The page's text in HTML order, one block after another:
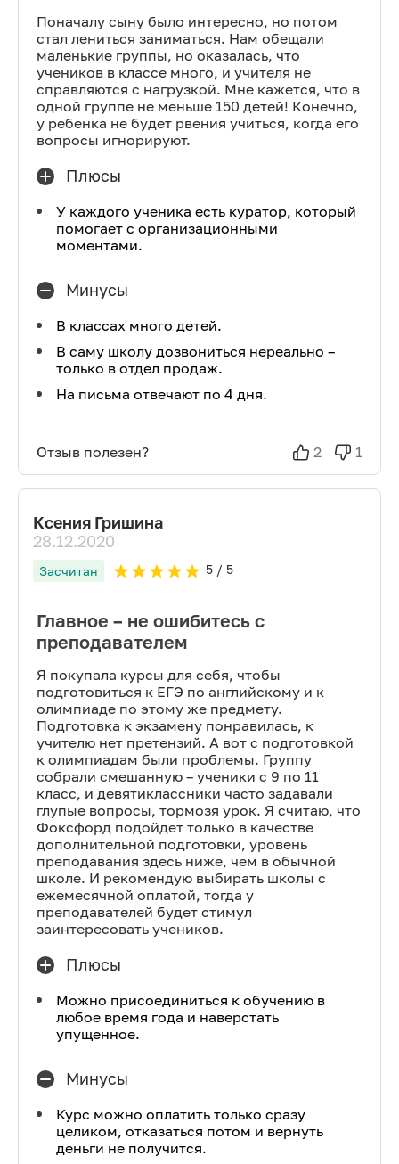
Поначалу сыну было интересно, но потом
стал лениться заниматься. Нам обещали
маленькие группы, но оказалась, что
учеников в классе много, и учителя не
справляются с нагрузкой. Мне кажется, что в
одной группе не меньше 150 детей! Конечно,
у ребенка не будет рвения учиться, когда его
вопросы игнорируют.
Плюсы
У каждого ученика есть куратор, который
помогает с организационными
моментами.
Минусы
В классах много детей.
В саму школу дозвониться нереально –
только в отдел продаж.
На письма отвечают по 4 дня.
Отзыв полезен? 2 1
Ксения Гришина
28.12.2020
Засчитан 5/ 5
Главное – не ошибитесь с
преподавателем
Я покупала курсы для себя, чтобы
подготовиться к ЕГЭ по английскому и к
олимпиаде по этому же предмету.
Подготовка к экзамену понравилась, к
учителю нет претензий. А вот с подготовкой
к олимпиадам были проблемы. Группу
собрали смешанную – ученики с 9 по 11
класс, и девятиклассники часто задавали
глупые вопросы, тормозя урок. Я считаю, что
Фоксфорд подойдет только в качестве
дополнительной подготовки, уровень
преподавания здесь ниже, чем в обычной
школе. И рекомендую выбирать школы с
ежемесячной оплатой, тогда у
преподавателей будет стимул
заинтересовать учеников.
Плюсы
Можно присоединиться к обучению в
любое время года и наверстать
упущенное.
Минусы
Курс можно оплатить только сразу
целиком, отказаться потом и вернуть
деньги не получится.